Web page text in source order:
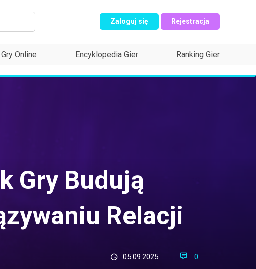
Zaloguj się Rejestracja
Gry Online Encyklopedia Gier Ranking Gier
Gry Budują
Relacji
05.09.2025 0